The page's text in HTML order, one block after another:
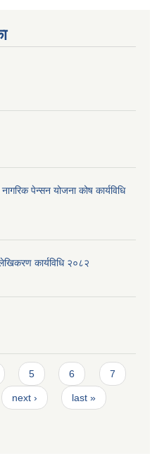
पेन्सन योजना कोष कार्यविधि
कार्यविधि २०८२
5 6 7
next › last »